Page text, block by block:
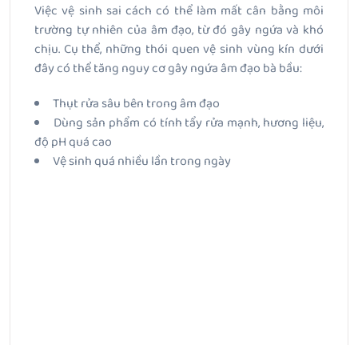
Việc vệ sinh sai cách có thể làm mất cân bằng môi
trường tự nhiên của âm đạo, từ đó gây ngứa và khó
chịu. Cụ thể, những thói quen vệ sinh vùng kín dưới
đây có thể tăng nguy cơ gây ngứa âm đạo bà bầu:
Thụt rửa sâu bên trong âm đạo
Dùng sản phẩm có tính tẩy rửa mạnh, hương liệu,
độ pH quá cao
Vệ sinh quá nhiều lần trong ngày